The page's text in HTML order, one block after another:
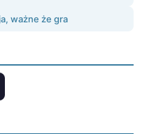
ważne że gra